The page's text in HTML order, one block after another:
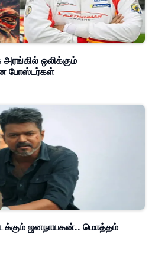
ஒலிக்கும்
போஸ்டர்கள்
ஜனநாயகன்.. மொத்தம்